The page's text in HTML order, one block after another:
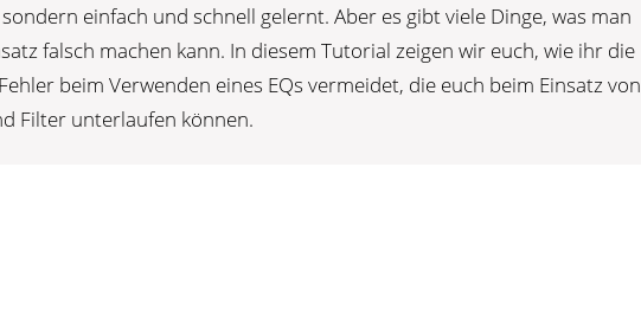
einfach und schnell gelernt. Aber es gibt viele Dinge, was man
falsch machen kann. In diesem Tutorial zeigen wir euch, wie ihr die
beim Verwenden eines EQs vermeidet, die euch beim Einsatz von
Filter unterlaufen können.